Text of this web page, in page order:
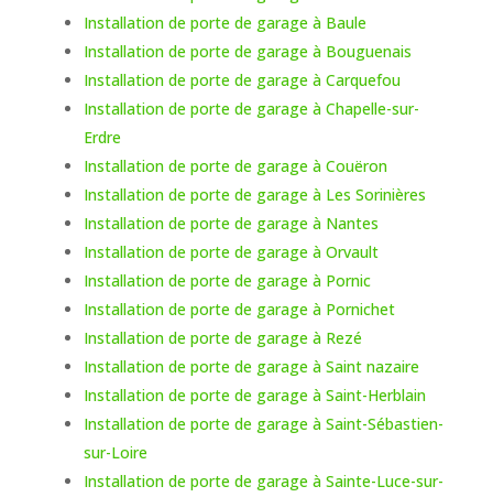
Installation de porte de garage à Baule
Installation de porte de garage à Bouguenais
Installation de porte de garage à Carquefou
Installation de porte de garage à Chapelle-sur-
Erdre
Installation de porte de garage à Couëron
Installation de porte de garage à Les Sorinières
Installation de porte de garage à Nantes
Installation de porte de garage à Orvault
Installation de porte de garage à Pornic
Installation de porte de garage à Pornichet
Installation de porte de garage à Rezé
Installation de porte de garage à Saint nazaire
Installation de porte de garage à Saint-Herblain
Installation de porte de garage à Saint-Sébastien-
sur-Loire
Installation de porte de garage à Sainte-Luce-sur-